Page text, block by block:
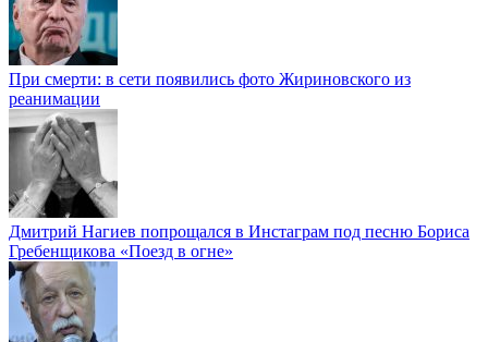
При смерти: в сети появились фото Жириновского из
реанимации
Дмитрий Нагиев попрощался в Инстаграм под песню Бориса
Гребенщикова «Поезд в огне»